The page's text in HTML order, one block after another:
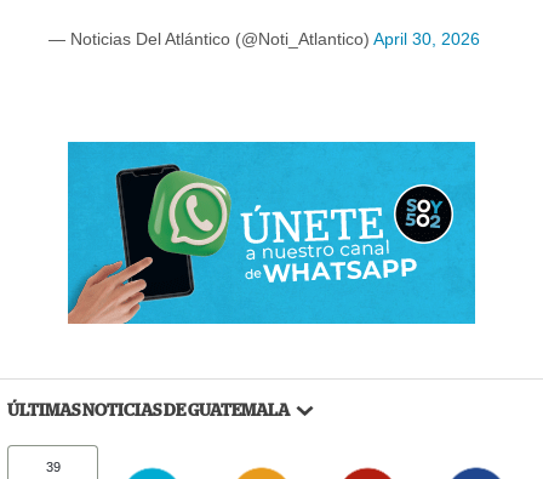
— Noticias Del Atlántico (@Noti_Atlantico) April 30, 2026
ÚLTIMAS NOTICIAS DE GUATEMALA
39